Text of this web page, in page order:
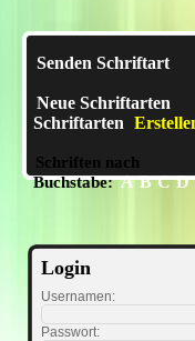
Senden Schriftart
Neue Schriftarten
Schriftarten
Schriften nach
Buchstabe:A B C D
Login
Usernamen:
Passwort: